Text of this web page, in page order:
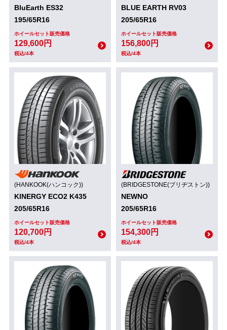
BluEarth ES32
195/65R16
ホイールセット販売価格
129,600円
税込/4本
BLUE EARTH RV03
205/65R16
ホイールセット販売価格
156,800円
税込/4本
(HANKOOK(ハンコック))
KINERGY ECO2 K435
205/65R16
ホイールセット販売価格
120,700円
税込/4本
(BRIDGESTONE(ブリヂストン))
NEWNO
205/65R16
ホイールセット販売価格
154,300円
税込/4本